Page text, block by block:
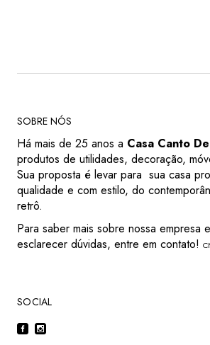
SOBRE NÓS
Há mais de 25 anos a Casa Canto
produtos de utilidades, decoração,
Sua proposta é levar para sua casa
qualidade e com estilo, do
retrô.
Para saber mais sobre nossa empresa
esclarecer dúvidas, entre em contato!
SOCIAL